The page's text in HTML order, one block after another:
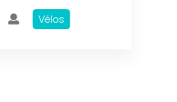
Vélos